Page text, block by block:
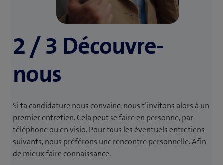
2 / 3 Découvre-
nous
Si ta candidature nous convainc, nous t’invitons alors à un
premier entretien. Cela peut se faire en personne, par
téléphone ou en visio. Pour tous les éventuels entretiens
suivants, nous préférons une rencontre personnelle. Afin
de mieux faire connaissance.